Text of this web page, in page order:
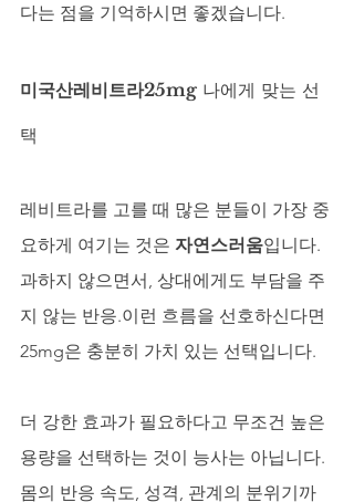
다는 점을 기억하시면 좋겠습니다.
미국산레비트라25mg 나에게 맞는 선
택
레비트라를 고를 때 많은 분들이 가장 중
요하게 여기는 것은 자연스러움입니다.
과하지 않으면서, 상대에게도 부담을 주
지 않는 반응.이런 흐름을 선호하신다면
25mg은 충분히 가치 있는 선택입니다.
더 강한 효과가 필요하다고 무조건 높은
용량을 선택하는 것이 능사는 아닙니다.
몸의 반응 속도, 성격, 관계의 분위기까